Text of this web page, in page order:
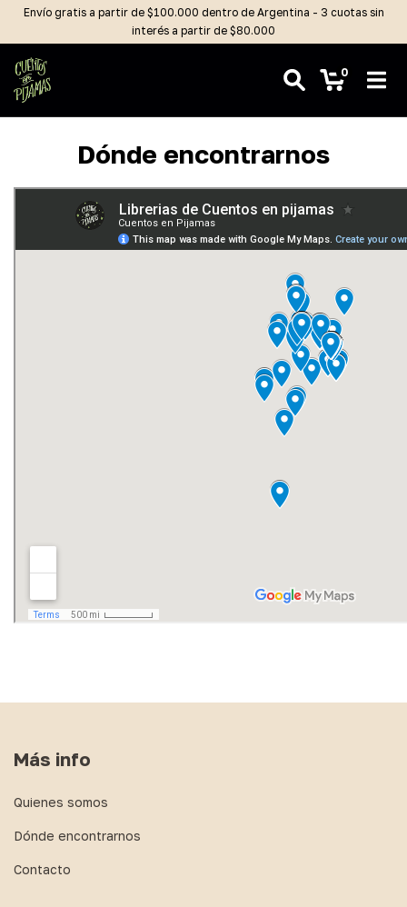
Envío gratis a partir de $100.000 dentro de Argentina - 3 cuotas sin
interés a partir de $80.000
0
Dónde encontrarnos
Más info
Quienes somos
Dónde encontrarnos
Contacto